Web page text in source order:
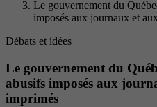
Le gouvernement du
imposés aux journaux et
Débats et idées
Le gouvernement du
abusifs imposés aux
imprimés